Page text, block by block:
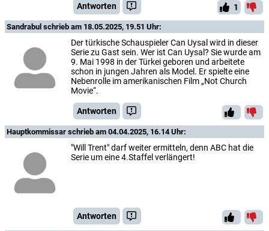
Antworten 1
Sandrabul schrieb am 18.05.2025, 19.51 Uhr:
Der türkische Schauspieler Can Uysal wird in dieser
Serie zu Gast sein. Wer ist Can Uysal? Sie wurde am
9. Mai 1998 in der Türkei geboren und arbeitete
schon in jungen Jahren als Model. Er spielte eine
Nebenrolle im amerikanischen Film „Not Church
Movie“.
Antworten
Hauptkommissar schrieb am 04.04.2025, 16.14 Uhr:
"Will Trent" darf weiter ermitteln, denn ABC hat die
Serie um eine 4.Staffel verlängert!
Antworten